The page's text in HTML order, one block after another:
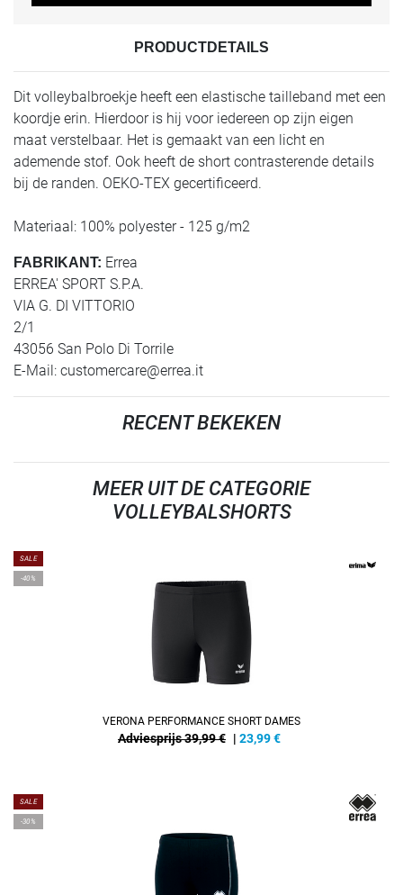
PRODUCTDETAILS
Dit volleybalbroekje heeft een elastische tailleband met een
koordje erin. Hierdoor is hij voor iedereen op zijn eigen
maat verstelbaar. Het is gemaakt van een licht en
ademende stof. Ook heeft de short contrasterende details
bij de randen. OEKO-TEX gecertificeerd.
Materiaal: 100% polyester - 125 g/m2
FABRIKANT: Errea
ERREA' SPORT S.P.A.
VIA G. DI VITTORIO
2/1
43056 San Polo Di Torrile
E-Mail: customercare@errea.it
RECENT BEKEKEN
MEER UIT DE CATEGORIE
VOLLEYBALSHORTS
SALE
-40%
VERONA PERFORMANCE SHORT DAMES
Adviesprijs 39,99 € | 23,99€
SALE
-30%